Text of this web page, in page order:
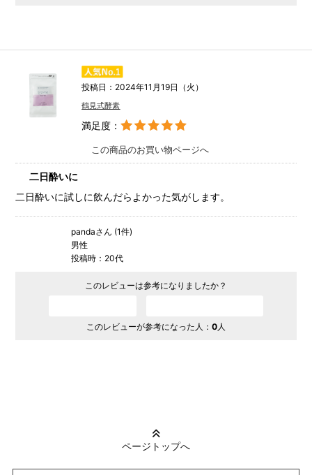
投稿日：2024年11月19日（火）
鶴見式酵素
満足度：
この商品のお買い物ページへ
二日酔いに
二日酔いに試しに飲んだらよかった気がします。
pandaさん (1件)
男性
投稿時：20代
このレビューは参考になりましたか？
このレビューが参考になった人： 0人
ページトップへ